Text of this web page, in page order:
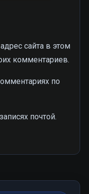
сайта в этом
комментариев.
по
почтой.